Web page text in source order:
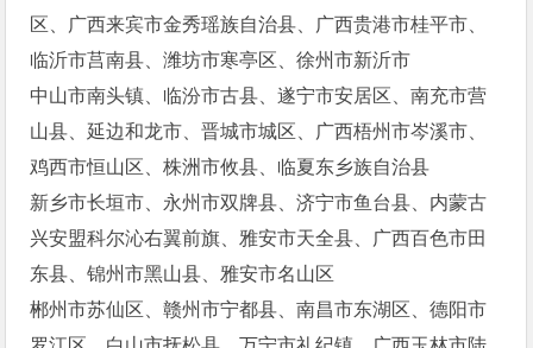
区、广西来宾市金秀瑶族自治县、广西贵港市桂平市、
临沂市莒南县、潍坊市寒亭区、徐州市新沂市
中山市南头镇、临汾市古县、遂宁市安居区、南充市营
山县、延边和龙市、晋城市城区、广西梧州市岑溪市、
鸡西市恒山区、株洲市攸县、临夏东乡族自治县
新乡市长垣市、永州市双牌县、济宁市鱼台县、内蒙古
兴安盟科尔沁右翼前旗、雅安市天全县、广西百色市田
东县、锦州市黑山县、雅安市名山区
郴州市苏仙区、赣州市宁都县、南昌市东湖区、德阳市